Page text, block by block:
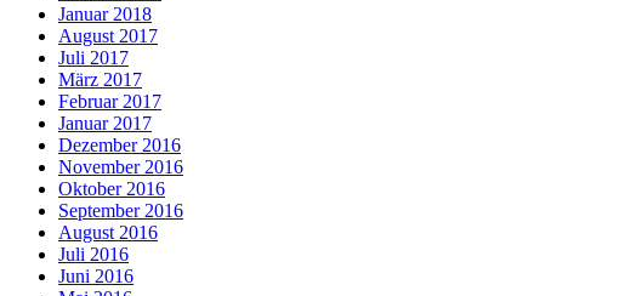
Januar 2018
August 2017
Juli 2017
März 2017
Februar 2017
Januar 2017
Dezember 2016
November 2016
Oktober 2016
September 2016
August 2016
Juli 2016
Juni 2016